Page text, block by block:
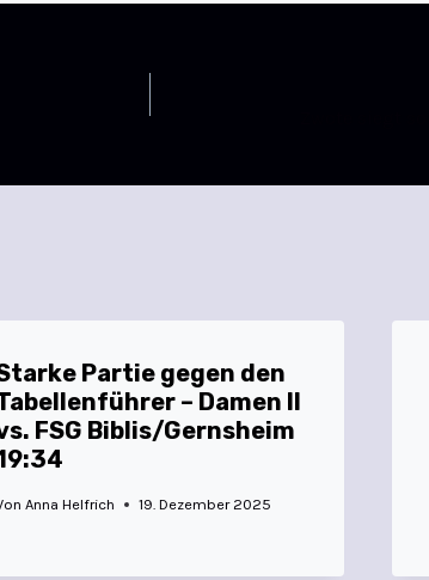
Partie gegen den
– Damen II
FSG Biblis/Gernsheim
Anna Helfrich 19. Dezember 2025